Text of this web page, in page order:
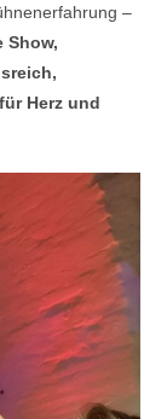
–
Show,
Herz und